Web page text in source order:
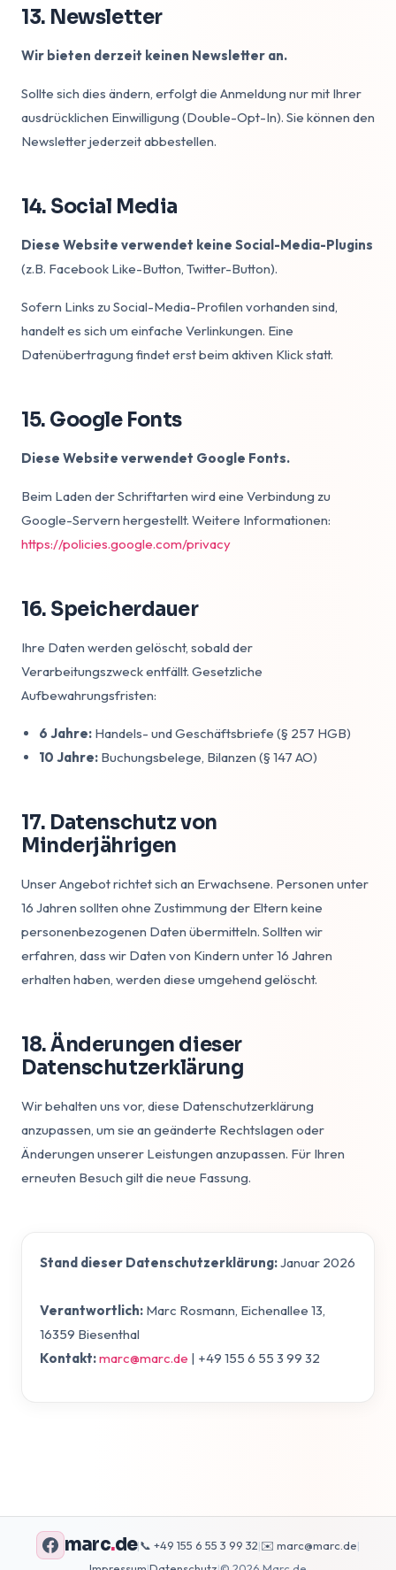
13. Newsletter
Wir bieten derzeit keinen Newsletter an.
Sollte sich dies ändern, erfolgt die Anmeldung nur mit Ihrer
ausdrücklichen Einwilligung (Double-Opt-In). Sie können den
Newsletter jederzeit abbestellen.
14. Social Media
Diese Website verwendet keine Social-Media-Plugins
(z.B. Facebook Like-Button, Twitter-Button).
Sofern Links zu Social-Media-Profilen vorhanden sind,
handelt es sich um einfache Verlinkungen. Eine
Datenübertragung findet erst beim aktiven Klick statt.
15. Google Fonts
Diese Website verwendet Google Fonts.
Beim Laden der Schriftarten wird eine Verbindung zu
Google-Servern hergestellt. Weitere Informationen:
https://policies.google.com/privacy
16. Speicherdauer
Ihre Daten werden gelöscht, sobald der
Verarbeitungszweck entfällt. Gesetzliche
Aufbewahrungsfristen:
6 Jahre: Handels- und Geschäftsbriefe (§ 257 HGB)
10 Jahre: Buchungsbelege, Bilanzen (§ 147 AO)
17. Datenschutz von
Minderjährigen
Unser Angebot richtet sich an Erwachsene. Personen unter
16 Jahren sollten ohne Zustimmung der Eltern keine
personenbezogenen Daten übermitteln. Sollten wir
erfahren, dass wir Daten von Kindern unter 16 Jahren
erhalten haben, werden diese umgehend gelöscht.
18. Änderungen dieser
Datenschutzerklärung
Wir behalten uns vor, diese Datenschutzerklärung
anzupassen, um sie an geänderte Rechtslagen oder
Änderungen unserer Leistungen anzupassen. Für Ihren
erneuten Besuch gilt die neue Fassung.
Stand dieser Datenschutzerklärung:Januar 2026
Verantwortlich: Marc Rosmann, Eichenallee 13,
16359 Biesenthal
Kontakt:marc@marc.de | +49 155 6 55 3 99 32
marc.de|📞 +49 155 6 55 3 99 32|✉️ marc@marc.de|